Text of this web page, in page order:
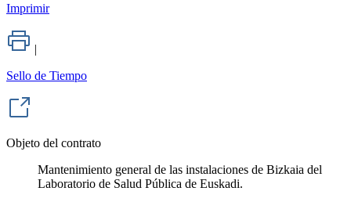
Imprimir
|
Sello de Tiempo
Objeto del contrato
Mantenimiento general de las instalaciones de Bizkaia del
Laboratorio de Salud Pública de Euskadi.